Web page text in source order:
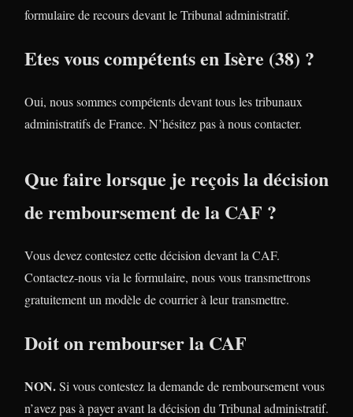
formulaire de recours devant le Tribunal administratif.
Etes vous compétents en Isère (38) ?
Oui, nous sommes compétents devant tous les tribunaux
administratifs de France. N’hésitez pas à nous contacter.
Que faire lorsque je reçois la décision
de remboursement de la CAF ?
Vous devez contestez cette décision devant la CAF.
Contactez-nous via le formulaire, nous vous transmettrons
gratuitement un modèle de courrier à leur transmettre.
Doit on rembourser la CAF
NON.Si vous contestez la demande de remboursement vous
n’avez pas à payer avant la décision du Tribunal administratif.